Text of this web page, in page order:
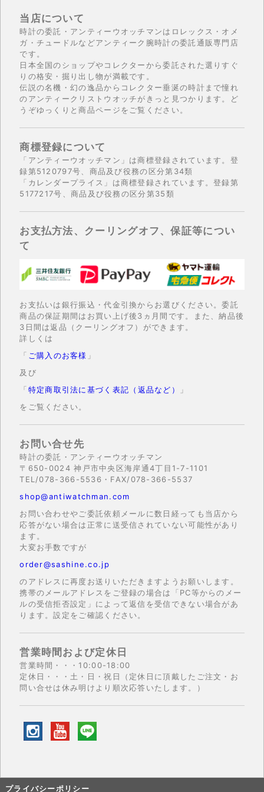
当店について
時計の委託・アンティーウオッチマンはロレックス・オメ
ガ・チュードルなどアンティーク腕時計の委託通販専門店
です。
日本全国のショップやコレクターから委託された選りすぐ
りの格安・掘り出し物が満載です。
伝説の名機・幻の逸品からコレクター垂涎の時計まで憧れ
のアンティークリストウオッチがきっと見つかります。ど
うぞゆっくりと商品ページをご覧ください。
商標登録について
「アンティーウオッチマン」は商標登録されています。登
録第5120797号、商品及び役務の区分第34類
「カレンダープライス」は商標登録されています。登録第
5177217号、商品及び役務の区分第35類
お支払方法、クーリングオフ、保証等につい
て
お支払いは銀行振込・代金引換からお選びください。委託
商品の保証期間はお買い上げ後3ヵ月間です。また、納品後
3日間は返品（クーリングオフ）ができます。
詳しくは
「 ご購入のお客様 」
及び
「特定商取引法に基づく表記（返品など）
」
をご覧ください。
お問い合せ先
時計の委託・アンティーウオッチマン
〒650-0024 神戸市中央区海岸通4丁目1-7-1101
TEL/078-366-5536・FAX/078-366-5537
shop@antiwatchman.com
お問い合わせやご委託依頼メールに数日経っても当店から
応答がない場合は正常に送受信されていない可能性があり
ます。
大変お手数ですが
order@sashine.co.jp
のアドレスに再度お送りいただきますようお願いします。
携帯のメールアドレスをご登録の場合は「PC等からのメー
ルの受信拒否設定」によって返信を受信できない場合があ
ります。設定をご確認ください。
営業時間および定休日
営業時間・・・10:00-18:00
定休日・・・土・日・祝日（定休日に頂戴したご注文・お
問い合せは休み明けより順次応答いたします。）
プライバシーポリシー